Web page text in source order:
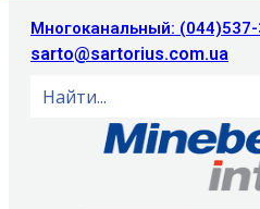
Многоканальный:
sarto@sartorius.com.ua